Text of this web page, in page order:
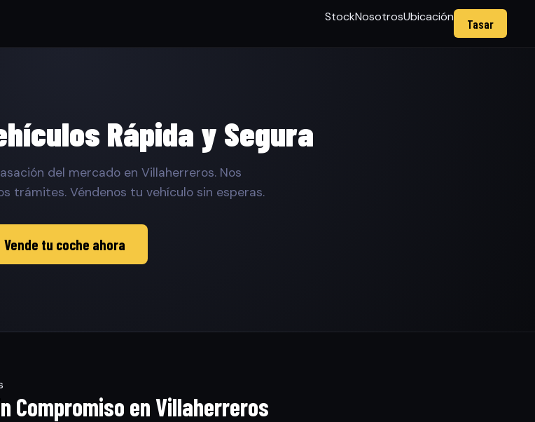
StockNosotrosUbicación Tasar
Rápida y Segura
del mercado en Villaherreros. Nos
trámites. Véndenos tu vehículo sin esperas.
Vende tu coche ahora
Compromiso en Villaherreros